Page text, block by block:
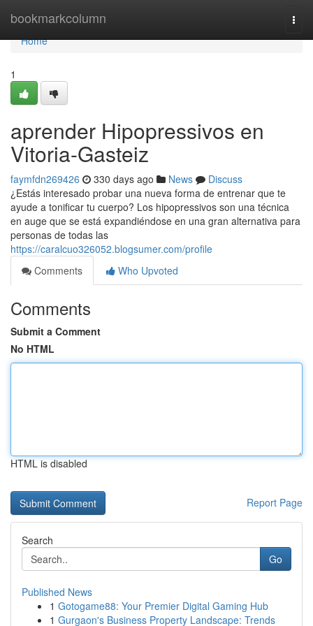
bookmarkcolumn
Home
Home
1
aprender Hipopressivos en
Vitoria-Gasteiz
faymfdn269426 330 days ago News
Discuss
¿Estás interesado probar una nueva forma de entrenar que te
ayude a tonificar tu cuerpo? Los hipopressivos son una técnica
en auge que se está expandiéndose en una gran alternativa para
personas de todas las
https://caralcuo326052.blogsumer.com/profile
Comments
Who Upvoted
Comments
Submit a Comment
No HTML
HTML is disabled
Report Page
Search
Go
Published News
1 Gotogame88: Your Premier Digital Gaming Hub
1 Gurgaon's Business Property Landscape: Trends